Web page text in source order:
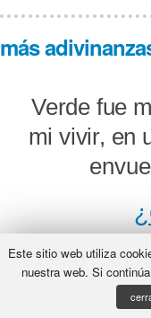
más
Verde fue
mi vivir, en
Mis
Este sitio web utiliza
nuestra web. Si